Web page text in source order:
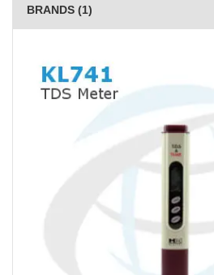
BRANDS (1)